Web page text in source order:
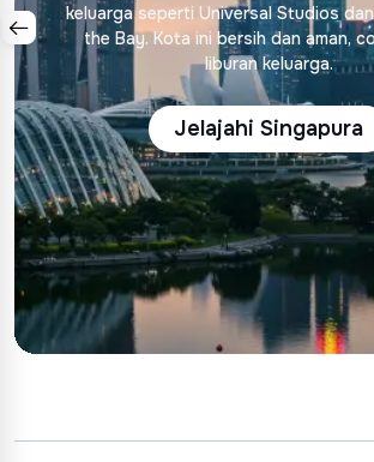
keluarga seperti Universal Studios
the Bay. Kota ini bersih dan aman,
liburan keluarga.
Jelajahi Singapura